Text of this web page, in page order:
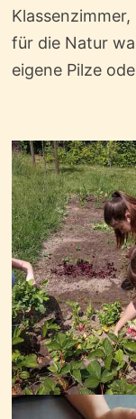
für die Natur
eigene Pilze